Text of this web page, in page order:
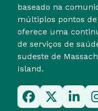
baseado na
múltiplos pontos de
oferece uma
de serviços de
sudeste de
Island.